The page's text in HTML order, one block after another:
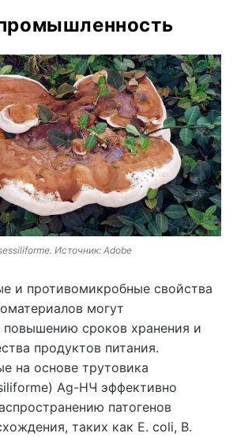
Источник: Adobe
и противомикробные свойства
могут
повышению сроков хранения и
продуктов питания.
на основе трутовика
Ag-НЧ эффективно
патогенов
таких как E. coli, B.